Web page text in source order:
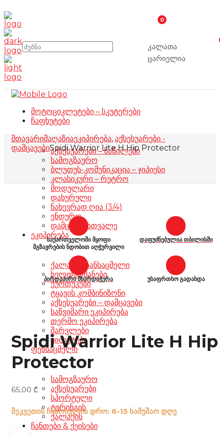
0
კალათა
ცარიელია
მოტოციკლეტები – სკუტერები
ჩაფხუტები
აქსესუარები – ნაწილები
სამოგზაურო
ბლუთუს-კომუნიკაცია – ჯიპიესი
კლასიკური – რეტრო
მოდულარი
დახურული
ნახევრად ღია (3/4)
ენდურო
დამცავი სათვალე
ეკიპირება
ქალაქის ტანსაცმელი
ხელთათმანები
ქურთუკები
ტყავის კომბინიზონი
აქსესუარები – დამცავები
საწვიმარი ეკიპირება
თერმო ეკიპირება
შარვლები
ჟილეტები
ფეხსაცმელი
სამოგზაურო
აქსესუარები
სპორტული
ტურინგის
ქალაქის
ჩანთები & ქეისები
მთავარიმაღაზიაეკიპირება, აქსესუარები -
დამცავებიSpidi Warrior Lite H Hip Protector
საქართველოში მყოფი
მგზავრების ნდობით აღჭურვილი
დაფუძნებულია თბილისში
პირდაპირი მხარდაჭერა უსაფრთხო გადახდა
Spidi Warrior Lite H Hip
Protector
65,00 ₾
შეკვეთის ჩამოსვლის დრო: 6-15 სამუშაო დღე